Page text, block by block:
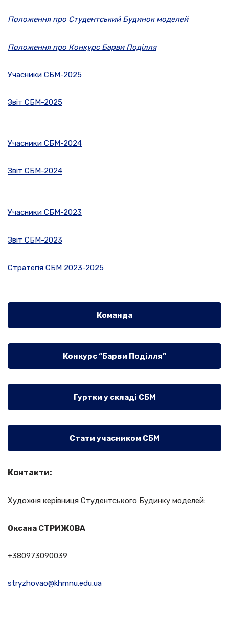
Положення про Студентський Будинок моделей
Положення про Конкурс Барви Поділля
Учасники СБМ-2025
Звіт СБМ-2025
Учасники СБМ-2024
Звіт СБМ-2024
Учасники СБМ-2023
Звіт СБМ-2023
Стратегія СБМ 2023-2025
Команда
Конкурс “Барви Поділля”
Гуртки у складі СБМ
Стати учасником СБМ
Контакти:
Художня керівниця Студентського Будинку моделей:
Оксана СТРИЖОВА
+380973090039
stryzhovao@khmnu.edu.ua